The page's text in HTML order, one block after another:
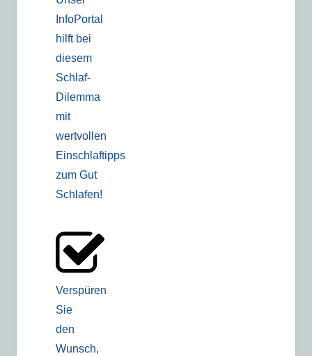
InfoPortal
hilft bei
diesem
Schlaf-
Dilemma
mit
wertvollen
Einschlaftipps
zum Gut
Schlafen!
Verspüren
Sie
den
Wunsch,